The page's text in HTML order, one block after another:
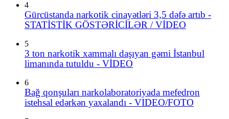
4
Gürcüstanda narkotik cinayətləri 3,5 dəfə artıb -
STATİSTİK GÖSTƏRİCİLƏR / VİDEO
5
3 ton narkotik xammalı daşıyan gəmi İstanbul
limanında tutuldu - VİDEO
6
Bağ qonşuları narkolaboratoriyada mefedron
istehsal edərkən yaxalandı - VIDEO/FOTO